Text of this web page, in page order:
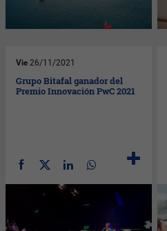
Vie 26/11/2021
Grupo Bitafal ganador del
Premio Innovación PwC 2021